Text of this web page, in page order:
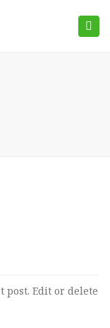
post. Edit or delete